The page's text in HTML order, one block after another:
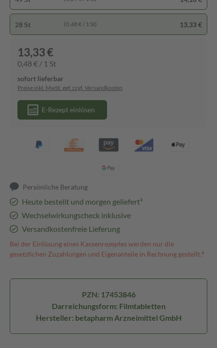
28 St (0,48 € / 1 St) 13,33 €
13,33 €
0,48 € / 1 St
sofort lieferbar
Preise inkl. MwSt. ggf. zzgl. Versandkosten
E-Rezept einlösen
Persönliche Beratung
Heute bestellt und morgen geliefert³
Wechselwirkungscheck inklusive
Versandkostenfreie Lieferung
Bei der Einlösung eines Kassenrezeptes werden nur die
gesetzlichen Zuzahlungen und Eigenanteile in Rechnung gestellt.⁴
PZN: 17453846
Darreichungsform: Filmtabletten
Hersteller: betapharm Arzneimittel GmbH